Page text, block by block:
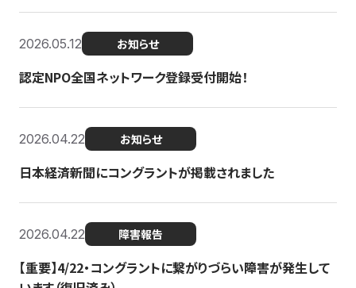
2026.05.12 お知らせ
認定NPO全国ネットワーク登録受付開始！
2026.04.22 お知らせ
日本経済新聞にコングラントが掲載されました
2026.04.22 障害報告
【重要】4/22・コングラントに繋がりづらい障害が発生して